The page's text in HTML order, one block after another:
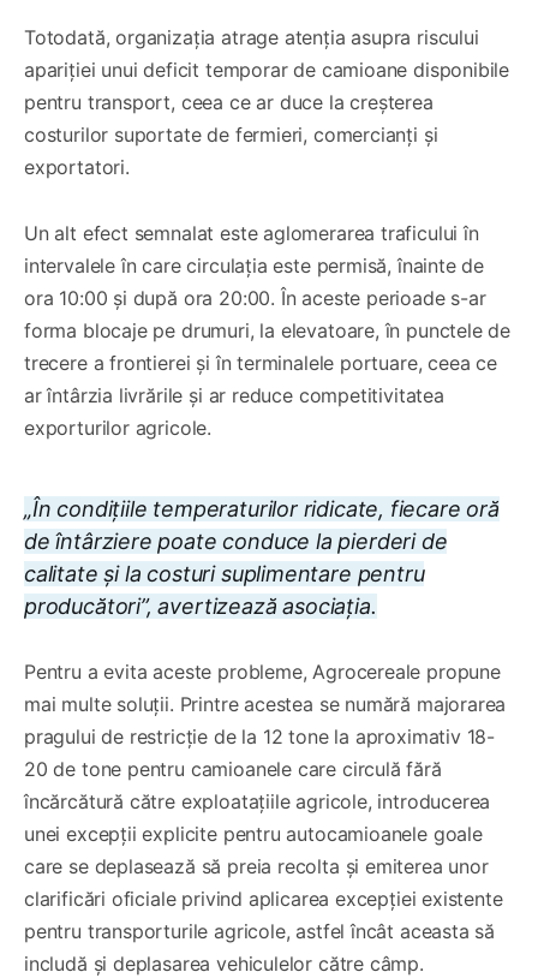
Totodată, organizația atrage atenția asupra riscului
apariției unui deficit temporar de camioane disponibile
pentru transport, ceea ce ar duce la creșterea
costurilor suportate de fermieri, comercianți și
exportatori.
Un alt efect semnalat este aglomerarea traficului în
intervalele în care circulația este permisă, înainte de
ora 10:00 și după ora 20:00. În aceste perioade s-ar
forma blocaje pe drumuri, la elevatoare, în punctele de
trecere a frontierei și în terminalele portuare, ceea ce
ar întârzia livrările și ar reduce competitivitatea
exporturilor agricole.
„În condițiile temperaturilor ridicate, fiecare oră
de întârziere poate conduce la pierderi de
calitate și la costuri suplimentare pentru
producători”, avertizează asociația.
Pentru a evita aceste probleme, Agrocereale propune
mai multe soluții. Printre acestea se numără majorarea
pragului de restricție de la 12 tone la aproximativ 18-
20 de tone pentru camioanele care circulă fără
încărcătură către exploatațiile agricole, introducerea
unei excepții explicite pentru autocamioanele goale
care se deplasează să preia recolta și emiterea unor
clarificări oficiale privind aplicarea excepției existente
pentru transporturile agricole, astfel încât aceasta să
includă și deplasarea vehiculelor către câmp.